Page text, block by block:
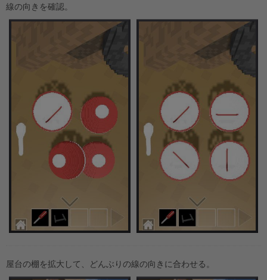
線の向きを確認。
屋台の棚を拡大して、どんぶりの線の向きに合わせる。